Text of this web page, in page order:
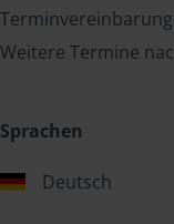
Weitere Termine
Sprachen
Deutsch